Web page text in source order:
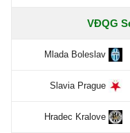
VĐQG
Mlada Boleslav
Slavia Prague
Hradec Kralove